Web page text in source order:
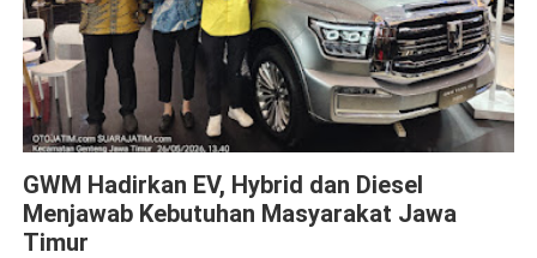
GWM Hadirkan EV, Hybrid dan Diesel
Menjawab Kebutuhan Masyarakat Jawa
Timur